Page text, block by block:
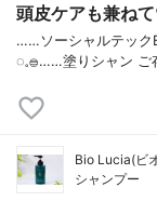
頭皮ケアも兼ね
……⁡⁡⁡ソーシャルテック
◌𓈒𓐍⁡……⁡⁡⁡⁡塗りシャン ご
Bio Lucia(ビ
シャンプー